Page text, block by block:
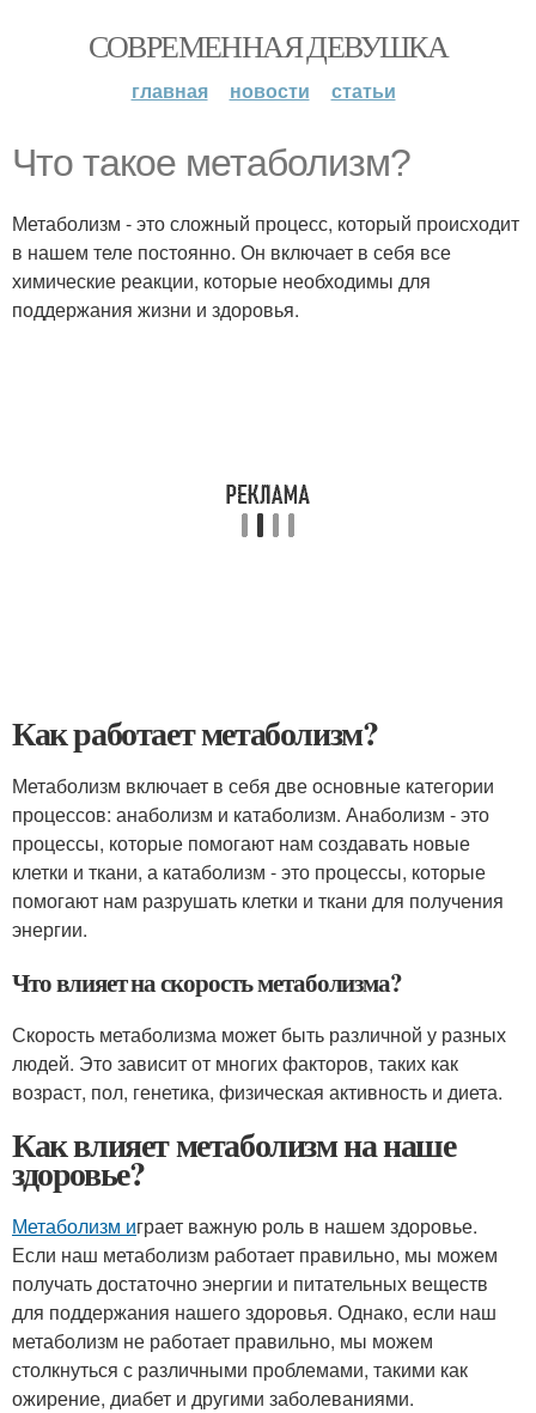
СОВРЕМЕННАЯ ДЕВУШКА
главная новости статьи
Что такое метаболизм?
Метаболизм - это сложный процесс, который происходит
в нашем теле постоянно. Он включает в себя все
химические реакции, которые необходимы для
поддержания жизни и здоровья.
Как работает метаболизм?
Метаболизм включает в себя две основные категории
процессов: анаболизм и катаболизм. Анаболизм - это
процессы, которые помогают нам создавать новые
клетки и ткани, а катаболизм - это процессы, которые
помогают нам разрушать клетки и ткани для получения
энергии.
Что влияет на скорость метаболизма?
Скорость метаболизма может быть различной у разных
людей. Это зависит от многих факторов, таких как
возраст, пол, генетика, физическая активность и диета.
Как влияет метаболизм на наше
здоровье?
Метаболизм играет важную роль в нашем здоровье.
Если наш метаболизм работает правильно, мы можем
получать достаточно энергии и питательных веществ
для поддержания нашего здоровья. Однако, если наш
метаболизм не работает правильно, мы можем
столкнуться с различными проблемами, такими как
ожирение, диабет и другими заболеваниями.